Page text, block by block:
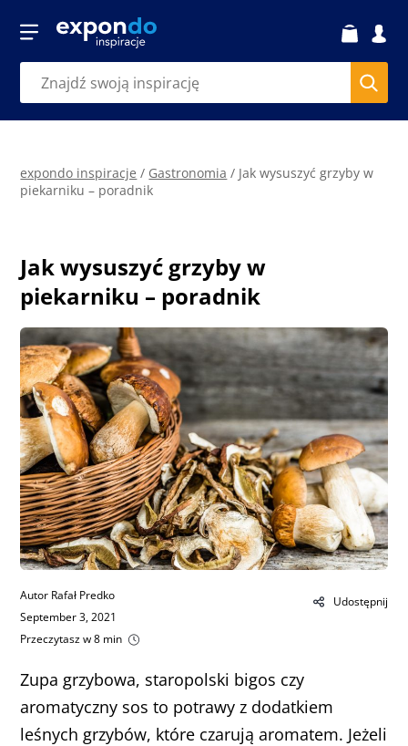
expondo inspiracje / Gastronomia / Jak wysuszyć grzyby w
piekarniku – poradnik
Jak wysuszyć grzyby w
piekarniku – poradnik
Zupa grzybowa, staropolski bigos czy
aromatyczny sos to potrawy z dodatkiem
leśnych grzybów, które czarują aromatem. Jeżeli
Udostępnij
Autor Rafał Predko
September 3, 2021
Przeczytasz w 8 min